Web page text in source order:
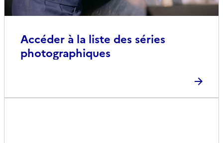
Accéder à la liste des séries
photographiques